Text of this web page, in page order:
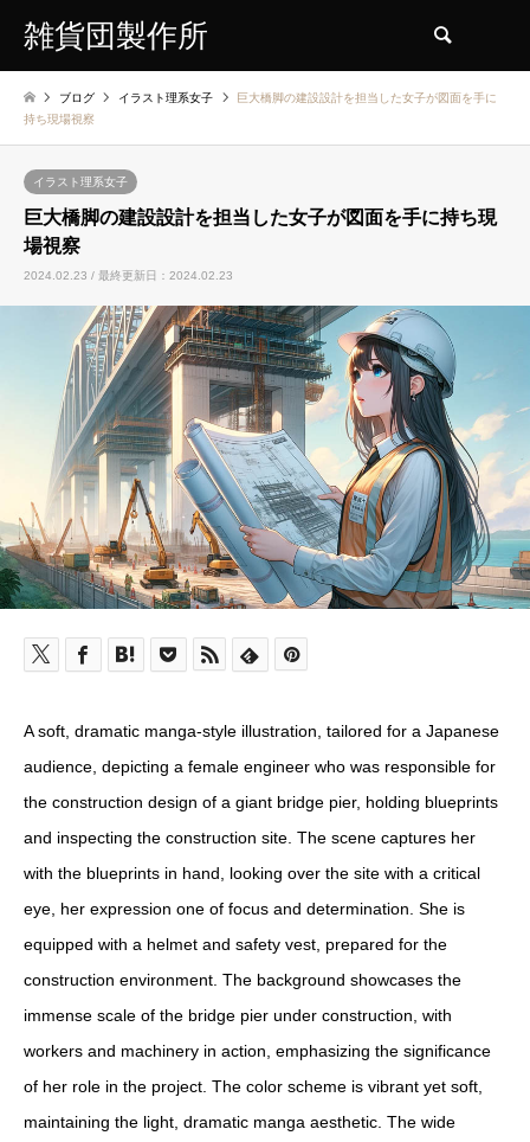
雑貨団製作所
ブログ イラスト理系女子
巨大橋脚の建設設計を担当した女子が図面を手に
持ち現場視察
イラスト理系女子
巨大橋脚の建設設計を担当した女子が図面を手に持ち現
場視察
2024.02.23 / 最終更新日：2024.02.23
A soft, dramatic manga-style illustration, tailored for a Japanese
audience, depicting a female engineer who was responsible for
the construction design of a giant bridge pier, holding blueprints
and inspecting the construction site. The scene captures her
with the blueprints in hand, looking over the site with a critical
eye, her expression one of focus and determination. She is
equipped with a helmet and safety vest, prepared for the
construction environment. The background showcases the
immense scale of the bridge pier under construction, with
workers and machinery in action, emphasizing the significance
of her role in the project. The color scheme is vibrant yet soft,
maintaining the light, dramatic manga aesthetic. The wide